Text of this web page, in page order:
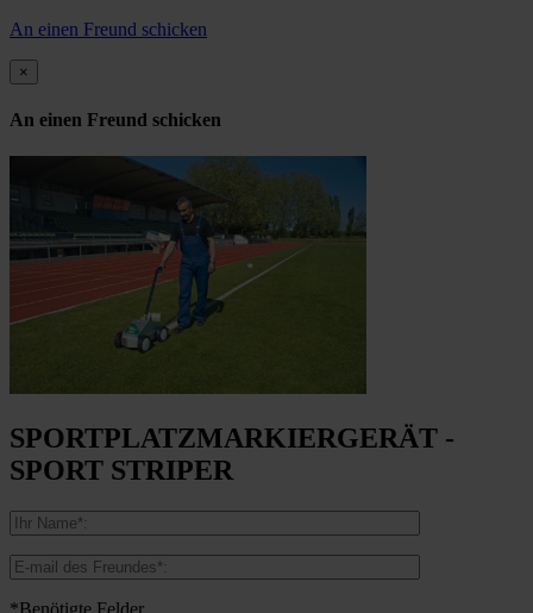
An einen Freund schicken
×
An einen Freund schicken
SPORTPLATZMARKIERGERÄT -
SPORT STRIPER